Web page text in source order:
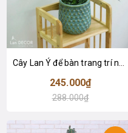
Cây Lan Ý để bàn trang trí nhà sang trọng (55cm) - LC2925-1
245.000₫
288.000₫